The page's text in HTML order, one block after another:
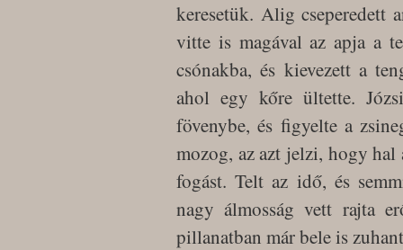
keresetük. Alig cseperedett
vitte is magával az apja a
csónakba, és kievezett a
ahol egy kőre ültette.
fövenybe, és figyelte a
mozog, az azt jelzi, hogy
fogást. Telt az idő, és
nagy álmosság vett rajta
pillanatban már bele is